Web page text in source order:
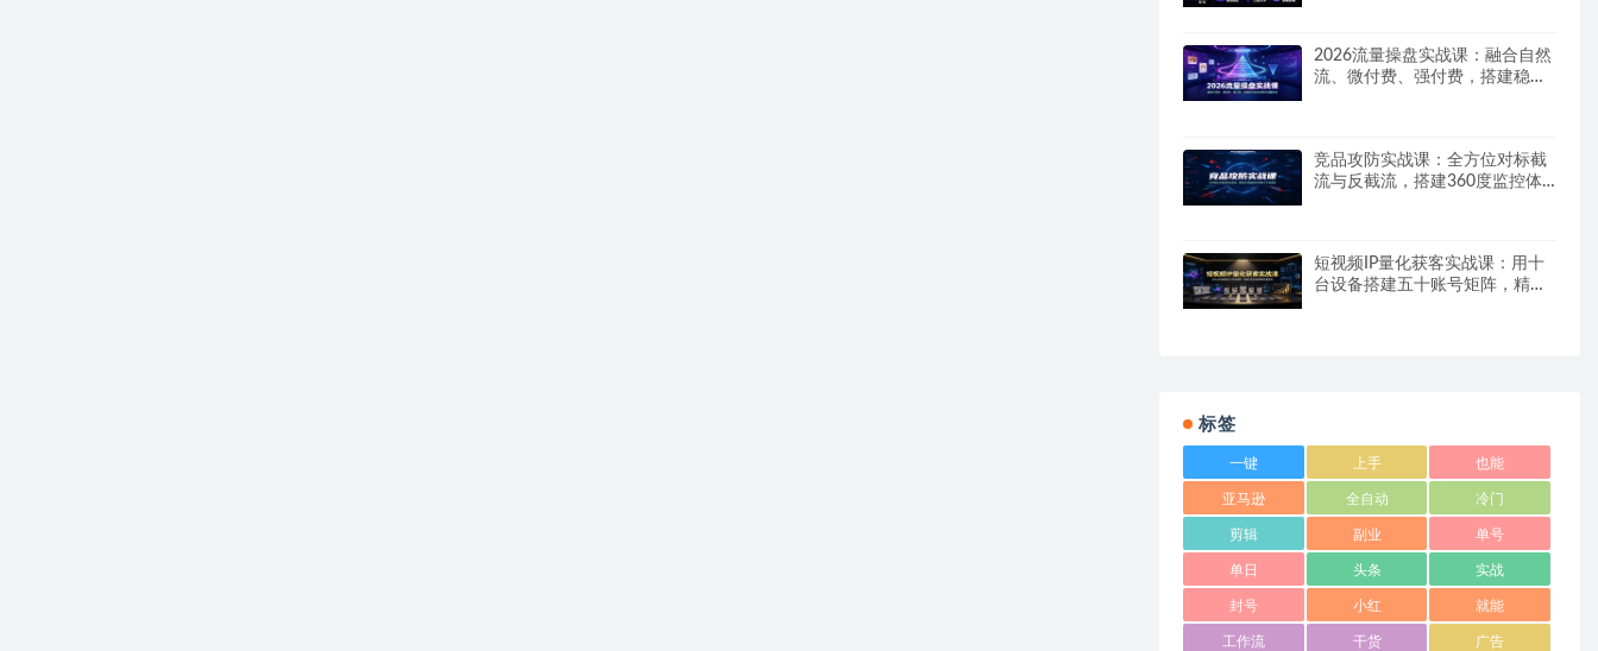
2026流量操盘实战课：融合自然
流、微付费、强付费，搭建稳定
竞品攻防实战课：全方位对标截
流与反截流，搭建360度监控体
短视频IP量化获客实战课：用十
台设备搭建五十账号矩阵，精准
标签
一键 上手 也能
亚马逊 全自动 冷门
剪辑 副业 单号
单日 头条 实战
封号 小红 就能
工作流 干货 广告